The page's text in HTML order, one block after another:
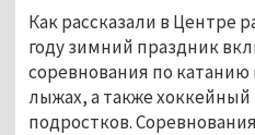
Как рассказали в Центре
году зимний праздник
соревнования по катанию
лыжах, а также
подростков.